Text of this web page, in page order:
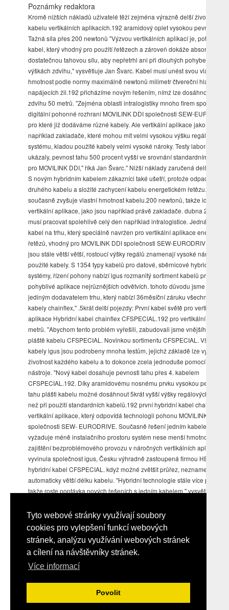
Tyto webové stránky využívají soubory
cookies pro vylepšení funkcí webových
stránek, analýzu využívání webových stránek
a cílení na návštěvníky stránek.
Více informací
Povolit
Poznámky redaktora
Kromě nižších nákladů uživatelé těží zejména výrazně delší životnosti
kabelu vertikálních aplikacích.192 aramidový oplet vysokou pevností
Tažná síla přes 200 newtonů "Výzvou vertikálních aplikací je, potřebujete
kabel, který vhodný pro použití řetězech a zároveň dokáže absorbovat
dostatečnou tahovou sílu, aby nepřetrhl ani při dlouhých pohybech
výškách zdvihu," vysvětluje Jan Švarc. Kabel musí unést svou vlastní
hmotnost podle normy maximálně newtonů milimetr čtvereční hlavních
napájecích žil.192 přicházíme novým řešením, nímž lze dosáhnout výšky
zdvihu 50 metrů. "Zejména oblasti intralogistiky mnoho firem spoléhá
digitální pohonné rozhraní MOVILINK DDI společnosti SEW-
pro které již dodáváme různé kabely. Ale vertikální aplikace jako jsou
například zakladače, které mohou mít velmi vysokou výšku regálového
systému, kladou použité kabely velmi vysoké nároky. Testy laboratoři
ukázaly, pevnost tahu 500 procent vyšší ve srovnání standardním
pro MOVILINK DDI," říká Jan Švarc." Nižší náklady zaručená delší
S novým hybridním kabelem zákazníci také ušetří, protože odpadá
druhého kabelu a složité zachycení kabelu energetickém řetězu. Je
současně zvyšuje vlastní hmotnost kabelu.200 newtonů, takže ideální
vertikální aplikace, jako jsou například právě zakladače. dubna 2023
musí pracovat spolehlivě celý den například intralogistice. Jedná jediný
kabel na trhu, který speciálně navržen pro vertikální aplikace
řetězů, vhodný pro MOVILINK DDI společnosti SEW-EURODRIVE.
jsou stále větší větší, rostoucí výšky regálů znamenají vysoké nároky
použité kabely. S 1354 typy kabelů pro datové, sběrnicové hybridní
systémy, řízení pohony nabízí igus rozmanitý sortiment kabelů pro
pohyblivé aplikace nejrůznějších odvětvích. tohoto důvodu jsme také
jediným dodavatelem trhu, který nabízí 36měsíční záruku všechny naše
kabely chainflex," .5krát delší pojezdy: První kabel světě pro vertikální
aplikace Hybridní kabel chainflex CFSPECIAL.192 pro vertikální pojezdy
metrů. "Abychom tento problém vyřešili, zabudovali jsme vnějšího PUR
pláště kabelu CFSPECIAL. Novinkou sortimentu CFSPECIAL. Všechny
kabely igus jsou podrobeny mnoha testům, jejichž základě lze vypočítat
životnost každého kabelu a to dokonce zcela jednoduše pomocí online
nástroje. "Nový kabel dosahuje pevnosti tahu přes 4. kabelem
CFSPECIAL.192. Díky aramidovému nosnému prvku vysokou pevností
tahu plášti kabelu možné dosáhnout 5krát vyšší výšky regálových
než při použití standardních kabelů.192 první hybridní kabel chainflex
vertikální aplikace, který odpovídá technologii pohonu MOVILINK DDI
společnosti SEW- EURODRIVE. Současně řešení jedním kabelem
vyžaduje méně instalačního prostoru systém nese menší hmotnost. Pro
zajištění bezproblémového provozu v náročných vertikálních aplikacích
vyvinula společnost igus, Česku výhradně zastoupená firmou
hybridní kabel CFSPECIAL. když možné zvětšit průřez, neznamená
automaticky větší délku kabelu. "Hybridní technologie stále více
takže roste poptávka nových řešeních s jedním kabelem," vysvětluje Jan
Litoměřice/Kolín nad Rýnem, 13. Pro speciální oblasti použití zvláštními
požadavky vyvinula firma řadu kabelů chainflex CFSPECIAL